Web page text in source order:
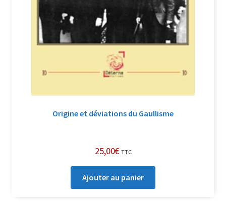
Origine et déviations du Gaullisme
25,00€ TTC
Ajouter au panier